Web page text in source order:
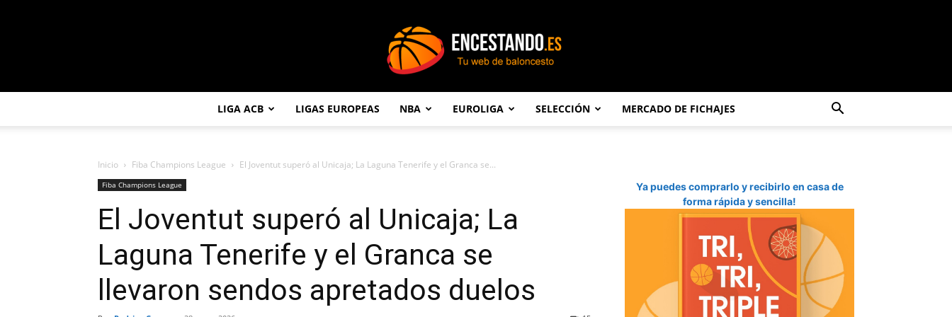
LIGA ACB LIGAS EUROPEAS NBA EUROLIGA SELECCIÓN MERCADO DE FICHAJES
Inicio Fiba Champions League El Joventut superó al Unicaja; La Laguna Tenerife y el Granca se...
Fiba Champions League
El Joventut superó al Unicaja; La
Laguna Tenerife y el Granca se
llevaron sendos apretados duelos
Ya puedes comprarlo y recibirlo en casa de
forma rápida y sencilla!